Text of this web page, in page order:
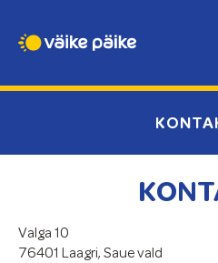
Valga 10
76401 Laagri, Saue vald